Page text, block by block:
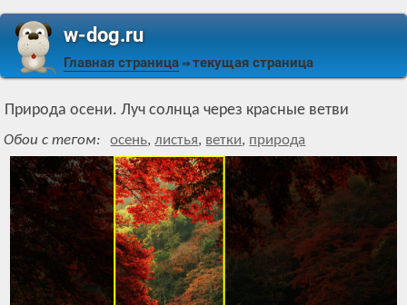
w-dog.ru
Главная страница ⇒ текущая страница
Природа осени. Луч солнца через красные ветви
Обои с тегом: осень,листья, ветки, природа